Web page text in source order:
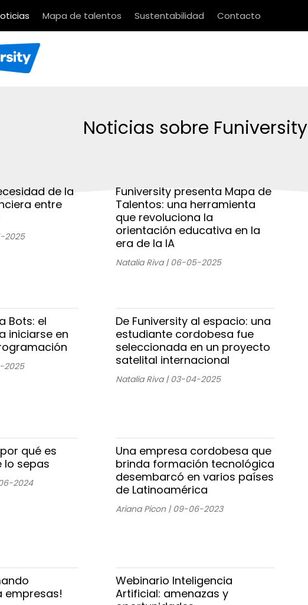
Mapa de talentos Sustentabilidad Contacto
Noticias sobre Funiversity
de la
entre
2025
Funiversity presenta Mapa de
Talentos: una herramienta
que revoluciona la
orientación educativa en la
era de la IA
Natalia Riva | 06-05-2025
Bots: el
iniciarse en
2025
De Funiversity al espacio: una
estudiante cordobesa fue
seleccionada en un proyecto
satelital internacional
Natalia Riva | 03-04-2025
qué es
lo sepas
2024
Una empresa cordobesa que
brinda formación tecnológica
desembarcó en varios países
de Latinoamérica
Ariana Picon | 09-06-2023
empresas!
Webinario Inteligencia
Artificial: amenazas y